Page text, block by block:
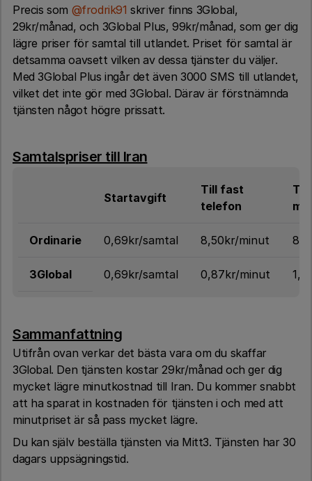
Precis som @frodrik91 skriver finns 3Global,
29kr/månad, och 3Global Plus, 99kr/månad, som ger dig
lägre priser för samtal till utlandet. Priset för samtal är
detsamma oavsett vilken av dessa tjänster du väljer.
Med 3Global Plus ingår det även 3000 SMS till utlandet,
vilket det inte gör med 3Global. Därav är förstnämnda
tjänsten något högre prissatt.
Samtalspriser till Iran
Startavgift
Till fast
telefon
Till
Ordinarie 0,69kr/samtal 8,50kr/minut
3Global 0,69kr/samtal 0,87kr/minut
Sammanfattning
Utifrån ovan verkar det bästa vara om du skaffar
3Global. Den tjänsten kostar 29kr/månad och ger dig
mycket lägre minutkostnad till Iran. Du kommer snabbt
att ha sparat in kostnaden för tjänsten i och med att
minutpriset är så pass mycket lägre.
Du kan själv beställa tjänsten via Mitt3. Tjänsten har 30
dagars uppsägningstid.